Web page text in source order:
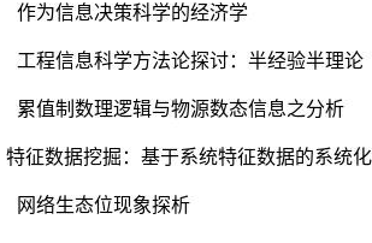
作为信息决策科学的经济学
工程信息科学方法论探讨：半经验半理论
累值制数理逻辑与物源数态信息之分析
特征数据挖掘：基于系统特征数据的系统
网络生态位现象探析